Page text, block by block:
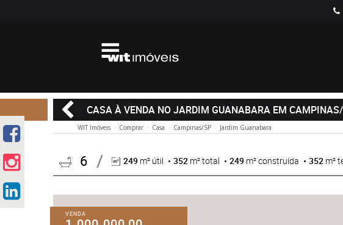
CASA À VENDA NO JARDIM GUANABARA EM
WIT Imóveis Comprar Casa Campinas/SP Jardim Guanabara
6 249 m² útil 352 m² total 249 m² construída 352 m²
VENDA